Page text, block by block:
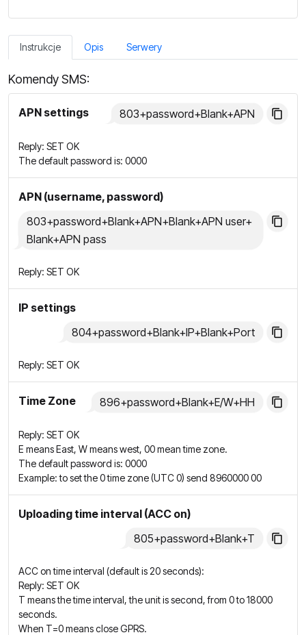
Instrukcje Opis Serwery
Komendy SMS:
APN settings 803+password+Blank+APN
Reply: SET OK
The default password is: 0000
APN (username, password)
803+password+Blank+APN+Blank+APN user+
Blank+APN pass
Reply: SET OK
IP settings
804+password+Blank+IP+Blank+Port
Reply: SET OK
Time Zone 896+password+Blank+E/W+HH
Reply: SET OK
E means East, W means west, 00 mean time zone.
The default password is: 0000
Example: to set the 0 time zone (UTC 0) send 8960000 00
Uploading time interval (ACC on)
805+password+Blank+T
ACC on time interval (default is 20 seconds):
Reply: SET OK
T means the time interval, the unit is second, from 0 to 18000
seconds.
When T=0 means close GPRS.